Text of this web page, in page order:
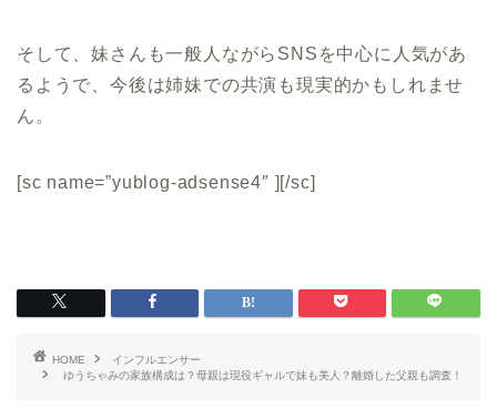
そして、妹さんも一般人ながらSNSを中心に人気があ
るようで、今後は姉妹での共演も現実的かもしれませ
ん。
[sc name=”yublog-adsense4″ ][/sc]
HOME
インフルエンサー
ゆうちゃみの家族構成は？母親は現役ギャルで妹も美人？離婚した父親も調査！